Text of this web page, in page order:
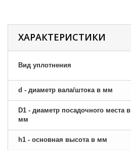
ХАРАКТЕРИСТИКИ
Вид уплотнения
d - диаметр вала/штока в мм
D1 - диаметр посадочного места в
мм
h1 - основная высота в мм